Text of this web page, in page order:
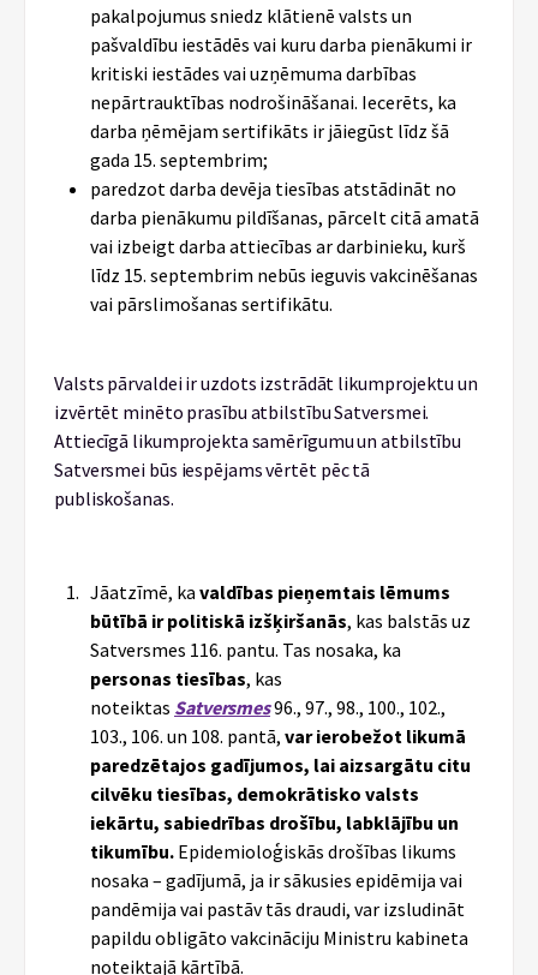
pakalpojumus sniedz klātienē valsts un
pašvaldību iestādēs vai kuru darba pienākumi ir
kritiski iestādes vai uzņēmuma darbības
nepārtrauktības nodrošināšanai. Iecerēts, ka
darba ņēmējam sertifikāts ir jāiegūst līdz šā
gada 15. septembrim;
paredzot darba devēja tiesības atstādināt no
darba pienākumu pildīšanas, pārcelt citā amatā
vai izbeigt darba attiecības ar darbinieku, kurš
līdz 15. septembrim nebūs ieguvis vakcinēšanas
vai pārslimošanas sertifikātu.
Valsts pārvaldei ir uzdots izstrādāt likumprojektu un
izvērtēt minēto prasību atbilstību Satversmei.
Attiecīgā likumprojekta samērīgumu un atbilstību
Satversmei būs iespējams vērtēt pēc tā
publiskošanas.
Jāatzīmē, ka valdības pieņemtais lēmums
būtībā ir politiskā izšķiršanās, kas balstās uz
Satversmes 116. pantu. Tas nosaka, ka
personas tiesības, kas
noteiktas Satversmes96., 97., 98., 100., 102.,
103., 106. un 108. pantā, var ierobežot likumā
paredzētajos gadījumos, lai aizsargātu citu
cilvēku tiesības, demokrātisko valsts
iekārtu, sabiedrības drošību, labklājību un
tikumību. Epidemioloģiskās drošības likums
nosaka – gadījumā, ja ir sākusies epidēmija vai
pandēmija vai pastāv tās draudi, var izsludināt
papildu obligāto vakcināciju Ministru kabineta
noteiktajā kārtībā.